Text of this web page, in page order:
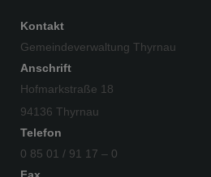
Kontakt
Gemeindeverwaltung Thyrnau
Anschrift
Hofmarkstraße 18
94136 Thyrnau
Telefon
0 85 01 / 91 17 – 0